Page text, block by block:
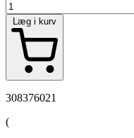
Læg i kurv
308376021
(